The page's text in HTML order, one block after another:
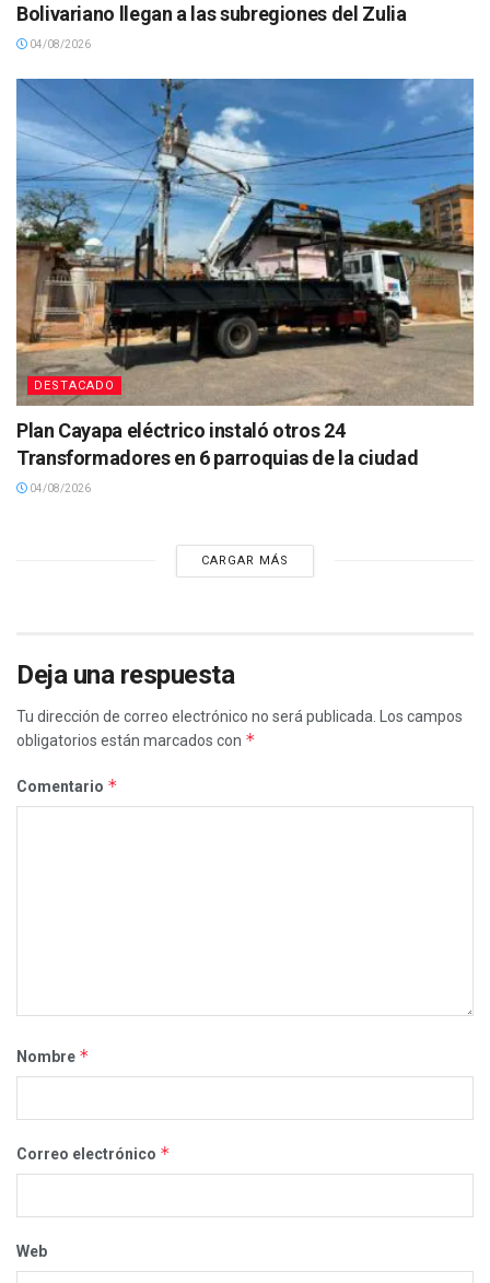
Bolivariano llegan a las subregiones del Zulia
04/08/2026
DESTACADO
Plan Cayapa eléctrico instaló otros 24
Transformadores en 6 parroquias de la ciudad
04/08/2026
CARGAR MÁS
Deja una respuesta
Tu dirección de correo electrónico no será publicada.
Los campos
obligatorios están marcados con *
Comentario *
Nombre *
Correo electrónico *
Web